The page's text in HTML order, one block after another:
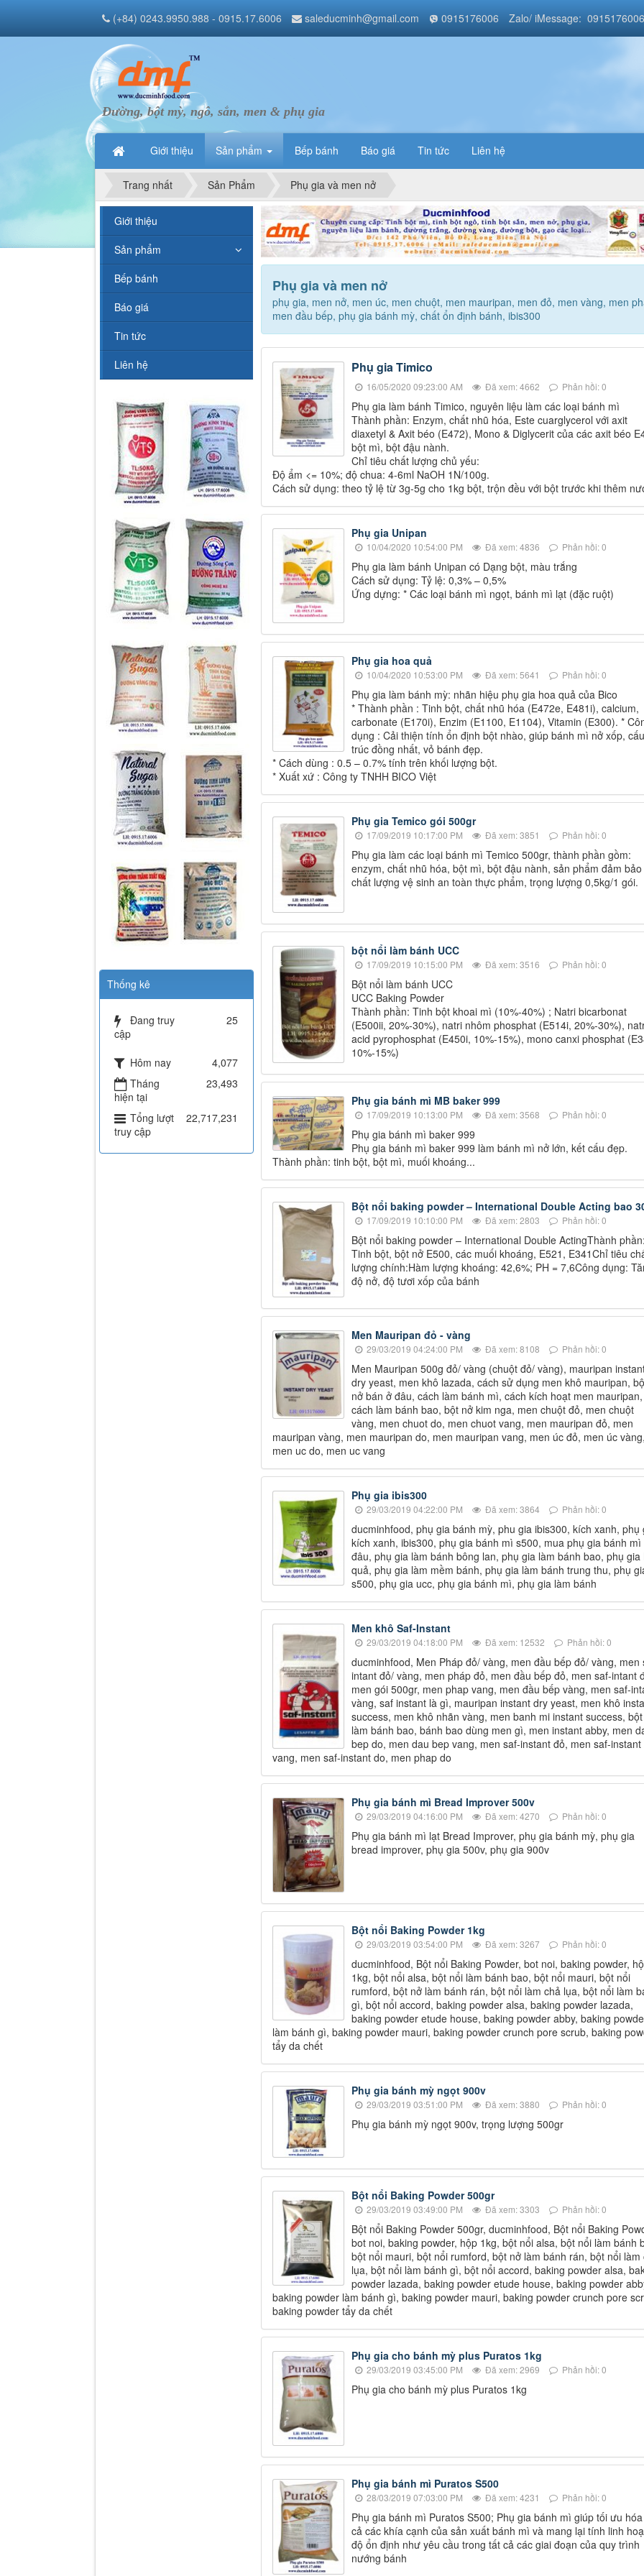
Đường, bột mỳ, ngô, sắn, men & phụ gia
Giới thiệu Sản phẩm Bếp bánh Báo giá Tin tức Liên hệ
(+84) 0243.9950.988 - 0915.17.6006 saleducminh@gmail.com 0915176006 Zalo/ iMessage: 0915176006
Trang nhất Sản Phẩm Phụ gia và men nở
Phụ gia và men nở
phụ gia, men nở, men úc, men chuột, men mauripan, men đỏ, men vàng, men
men đầu bếp, phụ gia bánh mỳ, chất ổn định bánh, ibis300
Phụ gia Timico
16/05/2020 09:23:00 AM Đã xem: 4662 Phản hồi: 0
Phụ gia làm bánh Timico, nguyên liệu làm các loại bánh mì
Thành phần: Enzym, chất nhũ hóa, Este cuarglycerol với axit
diaxetyl & Axit béo (E472), Mono & Diglycerit của các axit béo
bột mì, bột đậu nành.
Chỉ tiêu chất lượng chủ yếu:
Độ ẩm <= 10%; độ chua: 4-6ml NaOH 1N/100g.
Cách sử dụng: theo tỷ lệ từ 3g-5g cho 1kg bột, trộn đều với bột trước khi thêm
Phụ gia Unipan
10/04/2020 10:54:00 PM Đã xem: 4836 Phản hồi: 0
Phụ gia làm bánh Unipan có Dạng bột, màu trắng
Cách sử dụng: Tỷ lệ: 0,3% – 0,5%
Ứng dựng: * Các loại bánh mì ngọt, bánh mì lạt (đặc ruột)
Phụ gia hoa quả
10/04/2020 10:53:00 PM Đã xem: 5641 Phản hồi: 0
Phụ gia làm bánh mỳ: nhãn hiệu phụ gia hoa quả của Bico
* Thành phần : Tinh bột, chất nhũ hóa (E472e, E481i), calcium,
carbonate (E170i), Enzim (E1100, E1104), Vitamin (E300). *
dụng : Cải thiện tính ổn định bột nhào, giúp bánh mì nở xốp, cấu
trúc đồng nhất, vỏ bánh đẹp.
* Cách dùng : 0.5 – 0.7% tính trên khối lượng bột.
* Xuất xứ : Công ty TNHH BICO Việt
Phụ gia Temico gói 500gr
17/09/2019 10:17:00 PM Đã xem: 3851 Phản hồi: 0
Phụ gia làm các loại bánh mì Temico 500gr, thành phần gồm:
enzym, chất nhũ hóa, bột mì, bột đậu nành, sản phẩm đảm bảo
chất lượng vệ sinh an toàn thực phẩm, trọng lượng 0,5kg/1 gói.
bột nổi làm bánh UCC
17/09/2019 10:15:00 PM Đã xem: 3516 Phản hồi: 0
Bột nổi làm bánh UCC
UCC Baking Powder
Thành phần: Tinh bột khoai mì (10%-40%) ; Natri bicarbonat
(E500ii, 20%-30%), natri nhôm phosphat (E514i, 20%-30%),
acid pyrophosphat (E450i, 10%-15%), mono canxi phosphat
10%-15%)
Phụ gia bánh mì MB baker 999
17/09/2019 10:13:00 PM Đã xem: 3568 Phản hồi: 0
Phụ gia bánh mì baker 999
Phụ gia bánh mì baker 999 làm bánh mì nở lớn, kết cấu đẹp.
Thành phần: tinh bột, bột mì, muối khoáng...
Bột nổi baking powder – International Double Acting bao
17/09/2019 10:10:00 PM Đã xem: 2803 Phản hồi: 0
Bột nổi baking powder – International Double ActingThành
Tinh bột, bột nở E500, các muối khoáng, E521, E341Chỉ tiêu
lượng chính:Hàm lượng khoáng: 42,6%; PH = 7,6Công dụng:
độ nở, độ tươi xốp của bánh
Men Mauripan đỏ - vàng
29/03/2019 04:24:00 PM Đã xem: 8108 Phản hồi: 0
Men Mauripan 500g đỏ/ vàng (chuột đỏ/ vàng), mauripan
dry yeast, men khô lazada, cách sử dụng men khô mauripan,
nở bán ở đâu, cách làm bánh mì, cách kích hoạt men mauripan,
cách làm bánh bao, bột nở kim nga, men chuột đỏ, men chuột
vàng, men chuot do, men chuot vang, men mauripan đỏ, men
mauripan vàng, men mauripan do, men mauripan vang, men úc đỏ, men úc
men uc do, men uc vang
Phụ gia ibis300
29/03/2019 04:22:00 PM Đã xem: 3864 Phản hồi: 0
ducminhfood, phụ gia bánh mỳ, phu gia ibis300, kích xanh, phụ
kích xanh, ibis300, phụ gia bánh mì s500, mua phụ gia bánh mì
đâu, phụ gia làm bánh bông lan, phụ gia làm bánh bao, phụ gia
quả, phụ gia làm mềm bánh, phụ gia làm bánh trung thu, phụ
s500, phụ gia ucc, phụ gia bánh mì, phụ gia làm bánh
Men khô Saf-Instant
29/03/2019 04:18:00 PM Đã xem: 12532 Phản hồi: 0
ducminhfood, Men Pháp đỏ/ vàng, men đầu bếp đỏ/ vàng, men
intant đỏ/ vàng, men pháp đỏ, men đầu bếp đỏ, men saf-intant
men gói 500gr, men phap vang, men đầu bếp vàng, men saf-
vàng, saf instant là gì, mauripan instant dry yeast, men khô
success, men khô nhãn vàng, men banh mi instant success,
làm bánh bao, bánh bao dùng men gì, men instant abby, men
bep do, men dau bep vang, men saf-instant đỏ, men saf-instant
vang, men saf-instant do, men phap do
Phụ gia bánh mì Bread Improver 500v
29/03/2019 04:16:00 PM Đã xem: 4270 Phản hồi: 0
Phụ gia bánh mì lạt Bread Improver, phụ gia bánh mỳ, phụ gia
bread improver, phụ gia 500v, phụ gia 900v
Bột nổi Baking Powder 1kg
29/03/2019 03:54:00 PM Đã xem: 3267 Phản hồi: 0
ducminhfood, Bột nổi Baking Powder, bot noi, baking powder,
1kg, bột nổi alsa, bột nổi làm bánh bao, bột nổi mauri, bột nổi
rumford, bột nở làm bánh rán, bột nổi làm chả lụa, bột nổi làm
gì, bột nổi accord, baking powder alsa, baking powder lazada,
baking powder etude house, baking powder abby, baking
làm bánh gì, baking powder mauri, baking powder crunch pore scrub, baking
tẩy da chết
Phụ gia bánh mỳ ngọt 900v
29/03/2019 03:51:00 PM Đã xem: 3880 Phản hồi: 0
Phụ gia bánh mỳ ngọt 900v, trọng lượng 500gr
Bột nổi Baking Powder 500gr
29/03/2019 03:49:00 PM Đã xem: 3303 Phản hồi: 0
Bột nổi Baking Powder 500gr, ducminhfood, Bột nổi Baking
bot noi, baking powder, hộp 1kg, bột nổi alsa, bột nổi làm bánh
bột nổi mauri, bột nổi rumford, bột nở làm bánh rán, bột nổi làm
lụa, bột nổi làm bánh gì, bột nổi accord, baking powder alsa,
powder lazada, baking powder etude house, baking powder
baking powder làm bánh gì, baking powder mauri, baking powder crunch pore
baking powder tẩy da chết
Phụ gia cho bánh mỳ plus Puratos 1kg
29/03/2019 03:45:00 PM Đã xem: 2969 Phản hồi: 0
Phụ gia cho bánh mỳ plus Puratos 1kg
Phụ gia bánh mì Puratos S500
28/03/2019 07:03:00 PM Đã xem: 4231 Phản hồi: 0
Phụ gia bánh mì Puratos S500; Phụ gia bánh mì giúp tối ưu
cả các khía cạnh của sản xuất bánh mì và mang lại tính linh
độ ổn định như yêu cầu trong tất cả các giai đoạn của quy trình
nướng bánh
Giới thiệu
Sản phẩm
Bếp bánh
Báo giá
Tin tức
Liên hệ
Thống kê
Đang truy
cập
25
Hôm nay
4,077
Tháng
hiện tại
23,493
Tổng lượt
truy cập
22,717,231